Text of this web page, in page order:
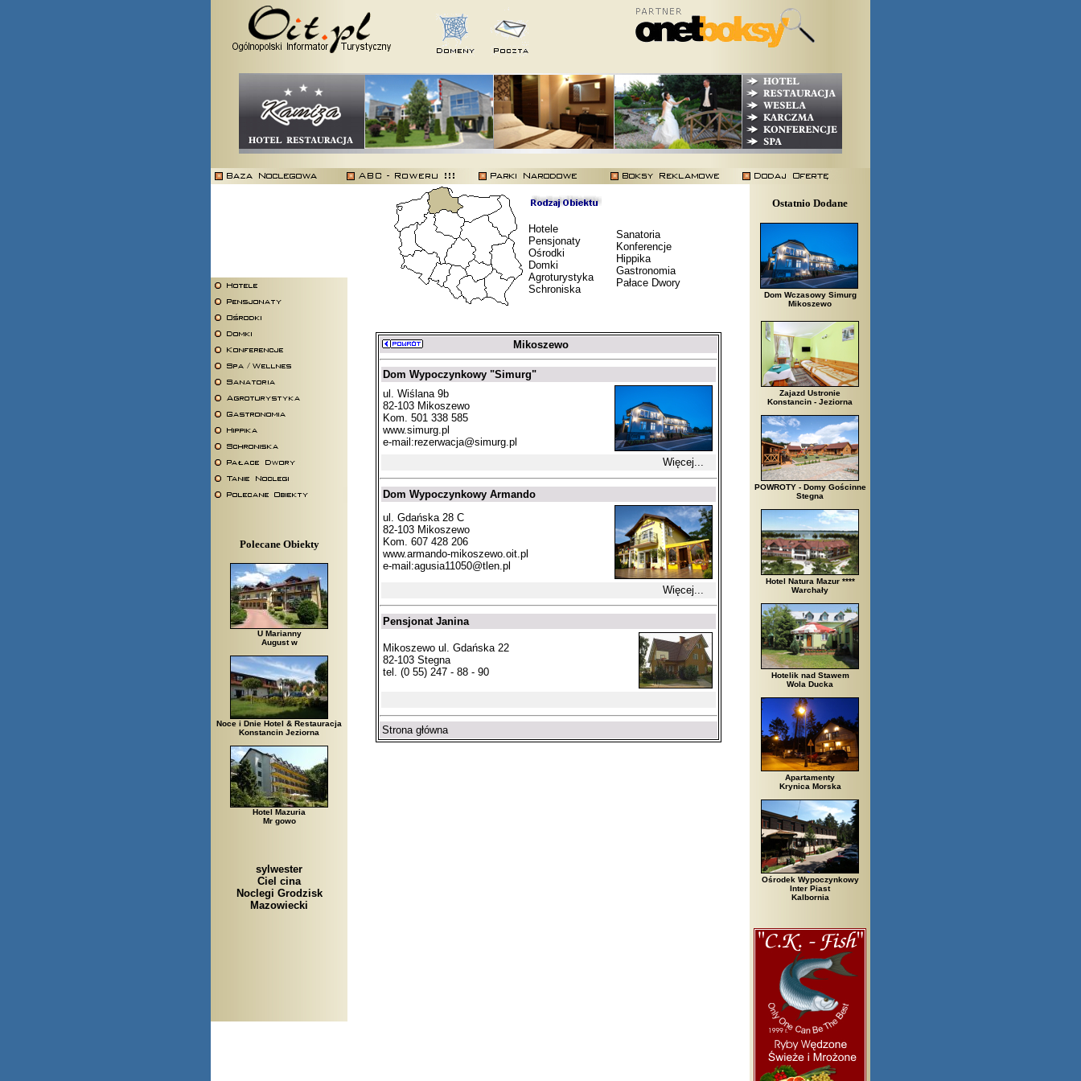
Polecane Obiekty
U Marianny
August w
Noce i Dnie Hotel & Restauracja
Konstancin Jeziorna
Hotel Mazuria
Mr gowo
sylwester
Ciel cina
Noclegi Grodzisk
Mazowiecki
Hotele
Pensjonaty
Ośrodki
Domki
Agroturystyka
Schroniska
Sanatoria
Konferencje
Hippika
Gastronomia
Pałace Dwory
Mikoszewo
Dom Wypoczynkowy "Simurg"
ul. Wiślana 9b
82-103 Mikoszewo
Kom. 501 338 585
www.simurg.pl
e-mail:rezerwacja@simurg.pl
Więcej...
Dom Wypoczynkowy Armando
ul. Gdańska 28 C
82-103 Mikoszewo
Kom. 607 428 206
www.armando-mikoszewo.oit.pl
e-mail:agusia11050@tlen.pl
Więcej...
Pensjonat Janina
Mikoszewo ul. Gdańska 22
82-103 Stegna
tel. (0 55) 247 - 88 - 90
Strona główna
Arłamów, Augustów, Babice Stare, Bachanowo, Barczewo, Bardo, Białobrzegi, Białowieża, Bielsko Biała, Biały Bór, Biały Dunajec,
Ostatnio Dodane
Dom Wczasowy Simurg
Mikoszewo
Zajazd Ustronie
Konstancin - Jeziorna
POWROTY - Domy Gościnne
Stegna
Hotel Natura Mazur ****
Warchały
Hotelik nad Stawem
Wola Ducka
Apartamenty
Krynica Morska
Ośrodek Wypoczynkowy
Inter Piast
Kalbornia